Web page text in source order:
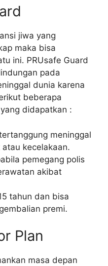
jiwa yang
maka bisa
ini. PRUsafe Guard
pada
dunia karena
beberapa
didapatkan :
meninggal
kecelakaan.
pemegang polis
akibat
tahun dan bisa
premi.
Plan
masa depan